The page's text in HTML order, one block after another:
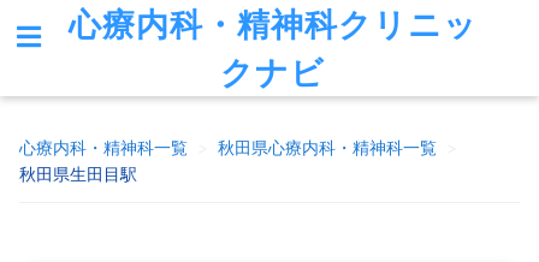
心療内科・精神科クリニッ
クナビ
心療内科・精神科一覧 秋田県心療内科・精神科一覧
秋田県生田目駅